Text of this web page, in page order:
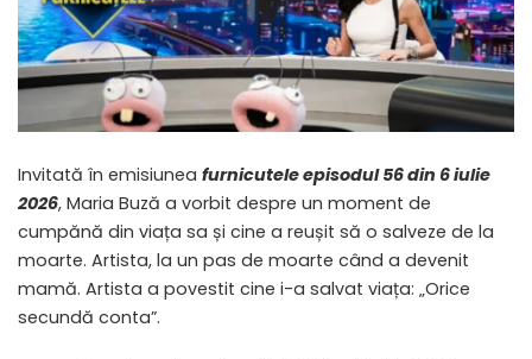
Invitată în emisiunea furnicutele episodul 56 din 6 iulie
2026, Maria Buză a vorbit despre un moment de
cumpănă din viața sa și cine a reușit să o salveze de la
moarte. Artista, la un pas de moarte când a devenit
mamă. Artista a povestit cine i-a salvat viața: „Orice
secundă conta”.